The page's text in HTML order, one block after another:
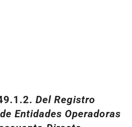
Del Registro
Entidades Operadoras